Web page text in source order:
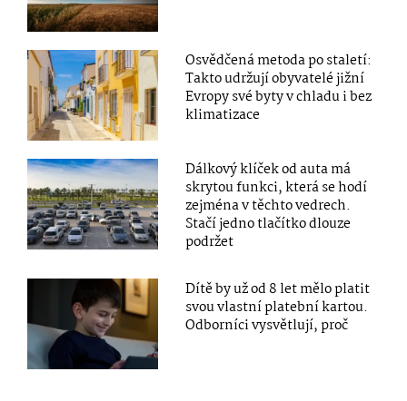
Osvědčená metoda po staletí:
Takto udržují obyvatelé jižní
Evropy své byty v chladu i bez
klimatizace
Dálkový klíček od auta má
skrytou funkci, která se hodí
zejména v těchto vedrech.
Stačí jedno tlačítko dlouze
podržet
Dítě by už od 8 let mělo platit
svou vlastní platební kartou.
Odborníci vysvětlují, proč